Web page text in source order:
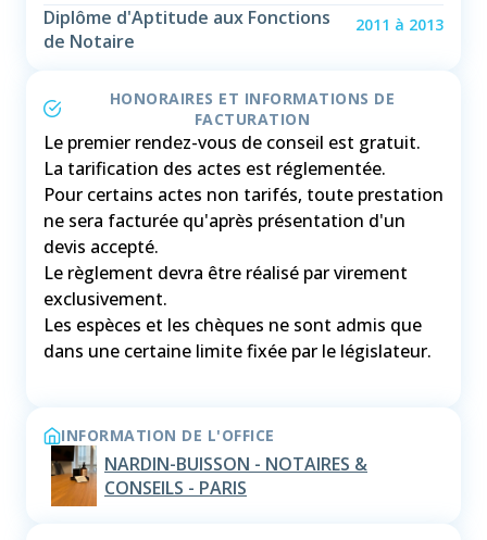
Diplôme d'Aptitude aux Fonctions
de Notaire
2011 à 2013
HONORAIRES ET INFORMATIONS DE
FACTURATION
Le premier rendez-vous de conseil est gratuit.
La tarification des actes est réglementée.
Pour certains actes non tarifés, toute prestation
ne sera facturée qu'après présentation d'un
devis accepté.
Le règlement devra être réalisé par virement
exclusivement.
Les espèces et les chèques ne sont admis que
dans une certaine limite fixée par le législateur.
INFORMATION DE L'OFFICE
NARDIN-BUISSON - NOTAIRES &
CONSEILS - PARIS